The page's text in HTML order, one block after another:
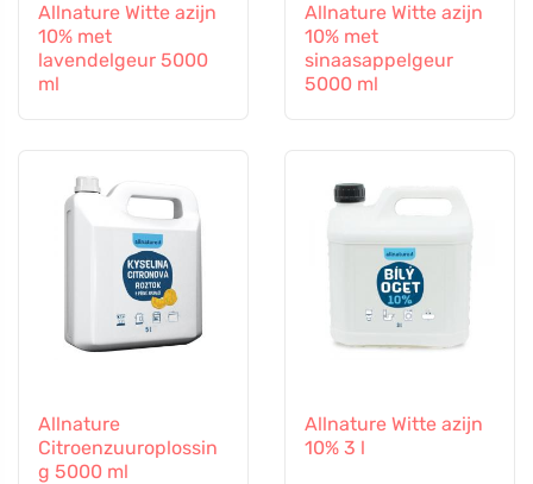
Allnature Witte azijn
10% met
lavendelgeur 5000
ml
Allnature Witte azijn
10% met
sinaasappelgeur
5000 ml
Allnature
Citroenzuuroplossin
g 5000 ml
Allnature Witte azijn
10% 3 l